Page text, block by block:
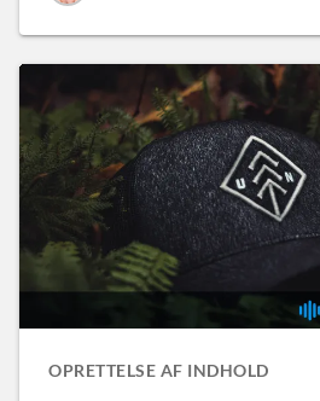
OPRETTELSE AF INDHOLD